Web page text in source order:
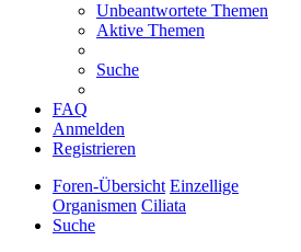
Unbeantwortete Themen
Aktive Themen
Suche
FAQ
Anmelden
Registrieren
Foren-Übersicht Einzellige
Organismen Ciliata
Suche